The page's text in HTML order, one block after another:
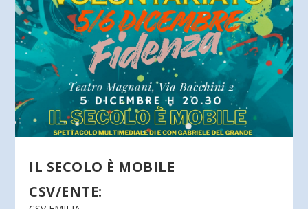
IL SECOLO È MOBILE
CSV/ENTE: